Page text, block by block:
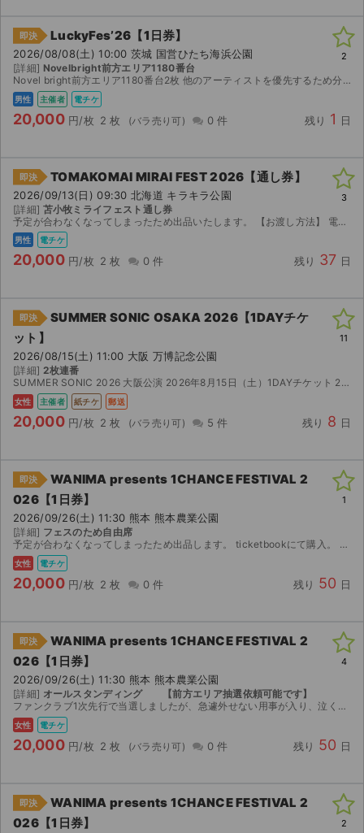
即決 LuckyFes’26【1日券】
2026/08/08(土) 10:00 茨城 国営ひたち海浜公園
[詳細] Novelbright前方エリア1180番台
Novel bright前方エリア1180番台2枚 他のアーティストを優先するため分配いたします。 よろしくお願いいたします。
男性 主催者 電チケ
20,000 円/枚 2 枚 0 件 残り 1 日
2
即決 TOMAKOMAI MIRAI FEST 2026【通し券】
2026/09/13(日) 09:30 北海道 キラキラ公園
[詳細] 苫小牧ミライフェスト通し券
予定が合わなくなってしまったため出品いたします。 【お渡し方法】 電子チケット（チケットぴあ／イープラス）にて分配いたします。 分配可能になり次第、取引連絡にてURLをお送りします。 【注意...
男性 電チケ
20,000 円/枚 2 枚 0 件 残り 37 日
3
即決
SUMMER SONIC OSAKA 2026【1DAYチケ
ット】
2026/08/15(土) 11:00 大阪 万博記念公園
[詳細] 2枚連番
SUMMER SONIC 2026 大阪公演 2026年8月15日（土）1DAYチケット 2枚連番です。 e+（イープラス）一般発売で購入しました。 現在は未発券ですが、8月8日より発券可...
女性 主催者 紙チケ 郵送
20,000 円/枚 2 枚 5 件 残り 8 日
11
即決
WANIMA presents 1CHANCE FESTIVAL 2
026【1日券】
2026/09/26(土) 11:30 熊本 熊本農業公園
[詳細] フェスのため自由席
予定が合わなくなってしまったため出品します。 ticketbookにて購入。 チケット発券後、1枚は親チケですのでQRコードのスクショをお送りいたします。もう1枚は指定頂いたメールアドレスへ...
女性 電チケ
20,000 円/枚 2 枚 0 件 残り 50 日
1
即決
WANIMA presents 1CHANCE FESTIVAL 2
026【1日券】
2026/09/26(土) 11:30 熊本 熊本農業公園
[詳細] オールスタンディング 【前方エリア抽選依頼可能です】
ファンクラブ1次先行で当選しましたが、急遽外せない用事が入り、泣く泣くの出品です。 チケットが発券され次第、親チケットのQRコードを、スクリーンショットにて送付します。子チケット1枚は分配にて...
女性 電チケ
20,000 円/枚 2 枚 0 件 残り 50 日
4
即決
WANIMA presents 1CHANCE FESTIVAL 2
026【1日券】
2